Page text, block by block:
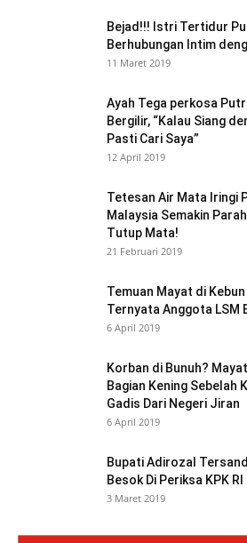
Bejad!!! Istri Tertidur
Berhubungan Intim
11 Maret 2019
Ayah Tega perkosa
Bergilir, “Kalau Siang
Pasti Cari Saya”
12 April 2019
Tetesan Air Mata Iringi
Malaysia Semakin
Tutup Mata!
21 Februari 2019
Temuan Mayat di
Ternyata Anggota LSM
6 April 2019
Korban di Bunuh?
Bagian Kening Sebelah
Gadis Dari Negeri Jiran
6 April 2019
Bupati Adirozal
Besok Di Periksa KPK RI
3 Maret 2019